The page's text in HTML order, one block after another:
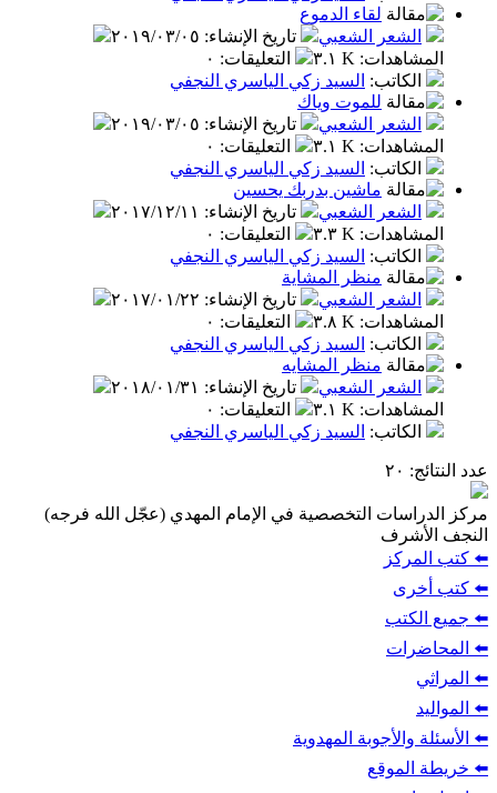
لقاء الدموع
الشعر الشعبي
تاريخ الإنشاء: ٢٠١٩/٠٣/٠٥
المشاهدات: ٣.١ K التعليقات: ٠
الكاتب: السيد زكي الياسري النجفي
للموت وياك
الشعر الشعبي
تاريخ الإنشاء: ٢٠١٩/٠٣/٠٥
المشاهدات: ٣.١ K التعليقات: ٠
الكاتب: السيد زكي الياسري النجفي
ماشين بدربك يحسين
الشعر الشعبي
تاريخ الإنشاء: ٢٠١٧/١٢/١١
المشاهدات: ٣.٣ K التعليقات: ٠
الكاتب: السيد زكي الياسري النجفي
منظر المشاية
الشعر الشعبي
تاريخ الإنشاء: ٢٠١٧/٠١/٢٢
المشاهدات: ٣.٨ K التعليقات: ٠
الكاتب: السيد زكي الياسري النجفي
منظر المشايه
الشعر الشعبي
تاريخ الإنشاء: ٢٠١٨/٠١/٣١
المشاهدات: ٣.١ K التعليقات: ٠
الكاتب: السيد زكي الياسري النجفي
عدد النتائج: ٢٠
مركز الدراسات التخصصية في الإمام المهدي (عجّل الله فرجه)
النجف الأشرف
⬅️ كتب المركز
⬅️ كتب أخرى
⬅️ جميع الكتب
⬅️ المحاضرات
⬅️ المراثي
⬅️ المواليد
⬅️ الأسئلة والأجوبة المهدوية
⬅️ خريطة الموقع